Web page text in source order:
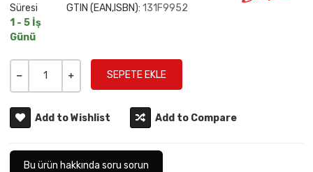
Süresi
1 - 5 İş
Günü
GTIN (EAN,ISBN): 131F9952
Add to Wishlist Add to Compare
Bu ürün hakkında soru sorun